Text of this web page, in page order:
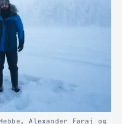
Alexander Faraj og